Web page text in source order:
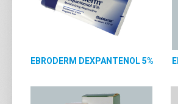
EBRODERM DEXPANTENOL 5%